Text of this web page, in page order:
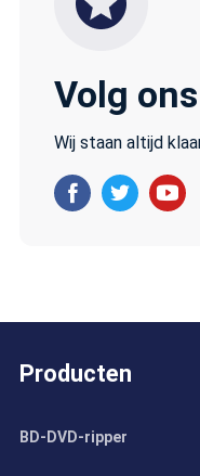
Volg ons
Wij staan altijd
Producten
BD-DVD-ripper